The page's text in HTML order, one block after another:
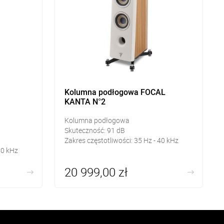
kHz
Kolumna podłogowa FOCAL
KANTA N°2
Kolumna podłogowa
Skuteczność: 91 dB
Zakres częstotliwości: 35 Hz - 40 kHz
20 999,00 zł